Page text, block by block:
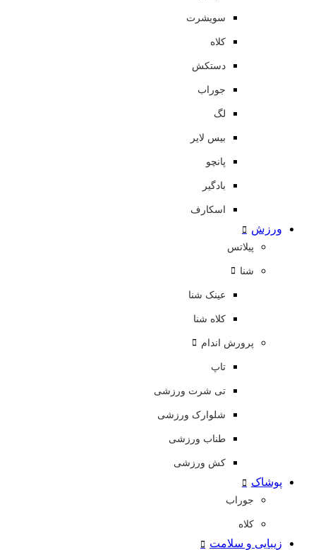
سویشرت
کلاه
دستکش
جوراب
لگ
بیس لایر
پانچو
بادگیر
اسکارف
ورزش
پیلاتس
شنا
عینک شنا
کلاه شنا
پرورش اندام
تاپ
تی شرت ورزشی
شلوارک ورزشی
طناب ورزشی
کش ورزشی
پوشاک
جوراب
کلاه
زیبایی و سلامت